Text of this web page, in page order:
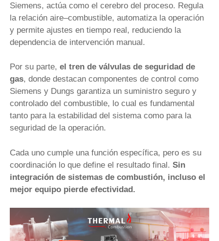
Siemens, actúa como el cerebro del proceso. Regula
la relación aire–combustible, automatiza la operación
y permite ajustes en tiempo real, reduciendo la
dependencia de intervención manual.
Por su parte, el tren de válvulas de seguridad de
gas, donde destacan componentes de control como
Siemens y Dungs garantiza un suministro seguro y
controlado del combustible, lo cual es fundamental
tanto para la estabilidad del sistema como para la
seguridad de la operación.
Cada uno cumple una función específica, pero es su
coordinación lo que define el resultado final. Sin
integración de sistemas de combustión, incluso el
mejor equipo pierde efectividad.